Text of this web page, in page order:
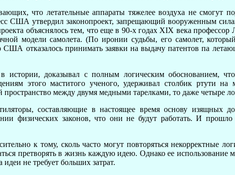
что летательные аппараты тяжелее воздуха не смогут
США утвердил законопроект, запрещающий вооруженным
объяснялось тем, что еще в 90-х годах XIX века
модели самолета. (По иронии судьбы, его самолет,
США отказалось принимать заявки на выдачу патентов па
истории, доказывал с полным логическим обоснованием,
этого маститого ученого, удерживал столбик ртути
между двумя медными тарелками, то даже четыре
составляющие в настоящее время основу изящных
физических законов, что они не будут работать. И
к тому, сколь часто могут повторяться некорректные
претворять в жизнь каждую идею. Однако ее использование
не требует больших затрат.